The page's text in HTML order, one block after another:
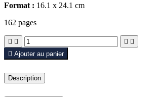
Format : 16.1 x 24.1 cm
162 pages
   
 Ajouter au panier
Description